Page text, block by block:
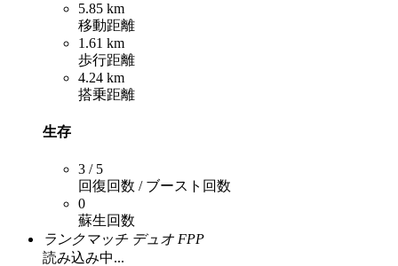
5.85 km
移動距離
1.61 km
歩行距離
4.24 km
搭乗距離
生存
3 / 5
回復回数 / ブースト回数
0
蘇生回数
ランクマッチ デュオ FPP
読み込み中...